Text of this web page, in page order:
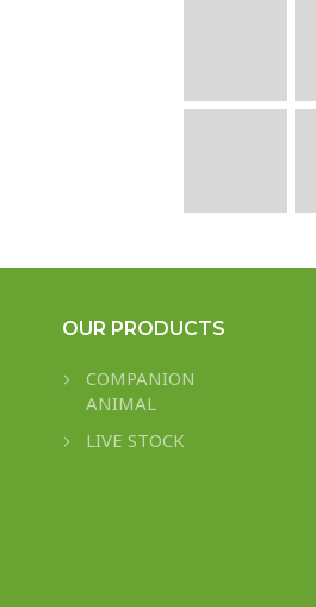
OUR PRODUCTS
COMPANION
ANIMAL
LIVE STOCK